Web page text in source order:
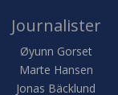
Journalister
Øyunn Gorset
Marte Hansen
Jonas Bäcklund